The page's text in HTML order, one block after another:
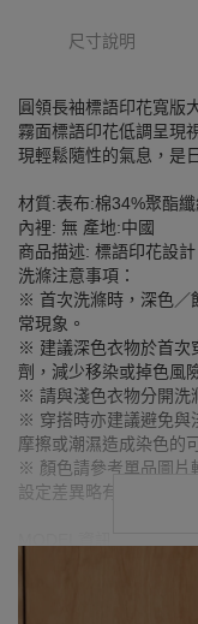
尺寸說明
圓領長袖標語印花寬版
霧面標語印花低調呈現
現輕鬆隨性的氣息，是
材質:表布:棉34%聚酯
內裡: 無 產地:中國
商品描述: 標語印花設計
洗滌注意事項：
※ 首次洗滌時，深色／
常現象。
※ 建議深色衣物於首次
劑，減少移染或掉色風
※ 請與淺色衣物分開洗
※ 穿搭時亦建議避免與
摩擦或潮濕造成染色的
※ 顏色請參考單品圖片
設定差異略有不同，請
身高170cm／胸圍Bust
腰圍Waist：60cm／臀